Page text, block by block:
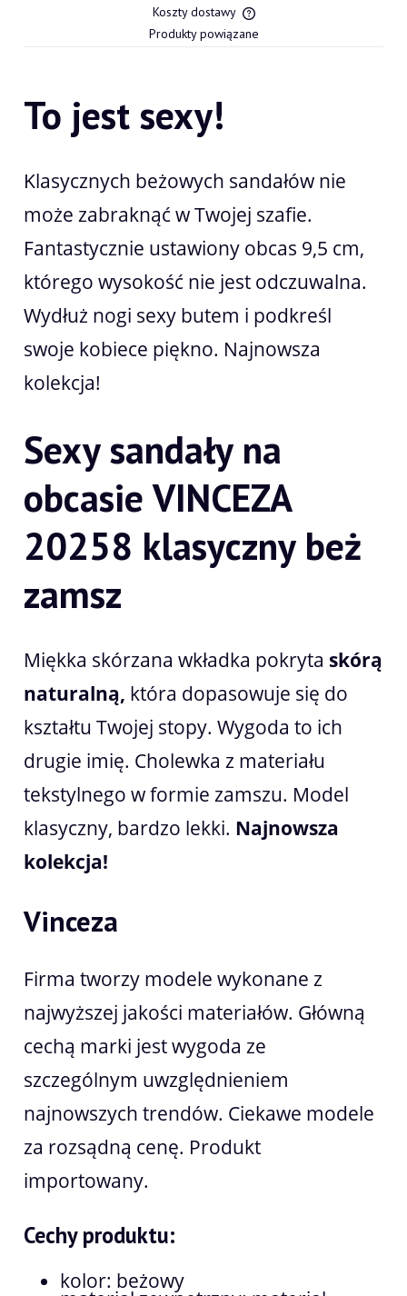
Koszty dostawy
Produkty powiązane
To jest sexy!
Klasycznych beżowych sandałów nie
może zabraknąć w Twojej szafie.
Fantastycznie ustawiony obcas 9,5 cm,
którego wysokość nie jest odczuwalna.
Wydłuż nogi sexy butem i podkreśl
swoje kobiece piękno. Najnowsza
kolekcja!
Sexy sandały na
obcasie VINCEZA
20258 klasyczny beż
zamsz
Miękka skórzana wkładka pokryta skórą
naturalną, która dopasowuje się do
kształtu Twojej stopy. Wygoda to ich
drugie imię. Cholewka z materiału
tekstylnego w formie zamszu. Model
klasyczny, bardzo lekki. Najnowsza
kolekcja!
Vinceza
Firma tworzy modele wykonane z
najwyższej jakości materiałów. Główną
cechą marki jest wygoda ze
szczególnym uwzględnieniem
najnowszych trendów. Ciekawe modele
za rozsądną cenę. Produkt
importowany.
Cechy produktu:
kolor: beżowy